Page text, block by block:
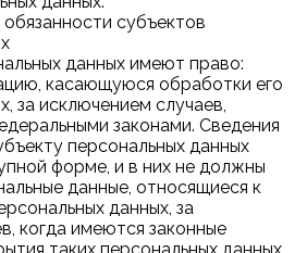
субъектов
данных имеют право:
касающуюся обработки его
за исключением случаев,
законами. Сведения
персональных данных
форме, и в них не должны
данные, относящиеся к
данных, за
когда имеются законные